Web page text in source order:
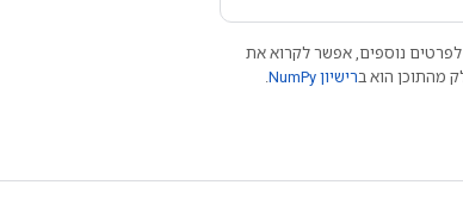
. לפרטים נוספים, אפשר לקרוא את
רישיון NumPy‏